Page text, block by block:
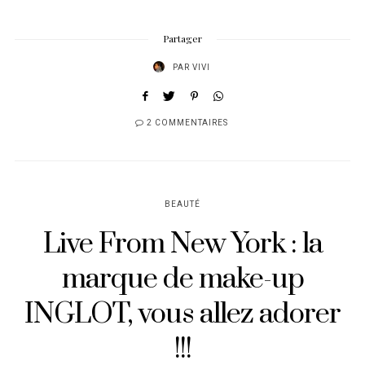
Partager
PAR VIVI
2 COMMENTAIRES
BEAUTÉ
Live From New York : la
marque de make-up
INGLOT, vous allez adorer
!!!